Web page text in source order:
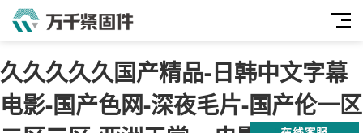
久久久久久国产精品-日韩中文字幕
电影-国产色网-深夜毛片-国产伦一区